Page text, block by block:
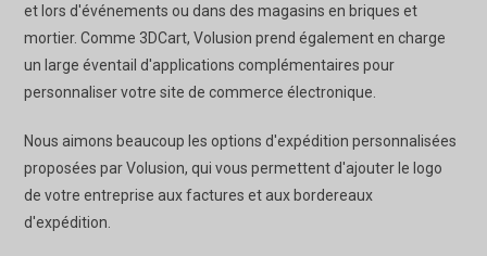
et lors d'événements ou dans des magasins en briques et
mortier. Comme 3DCart, Volusion prend également en charge
un large éventail d'applications complémentaires pour
personnaliser votre site de commerce électronique.
Nous aimons beaucoup les options d'expédition personnalisées
proposées par Volusion, qui vous permettent d'ajouter le logo
de votre entreprise aux factures et aux bordereaux
d'expédition.